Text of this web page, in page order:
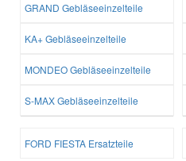
GRAND Gebläseeinzelteile
KA+ Gebläseeinzelteile
MONDEO Gebläseeinzelteile
S-MAX Gebläseeinzelteile
FORD FIESTA Ersatzteile